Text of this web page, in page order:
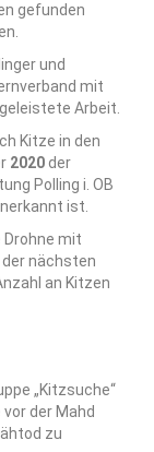
gefunden
und
mit
Arbeit.
Kitze in den
2020 der
Polling i. OB
ist.
Drohne mit
nächsten
an Kitzen
„Kitzsuche“
der Mahd
zu